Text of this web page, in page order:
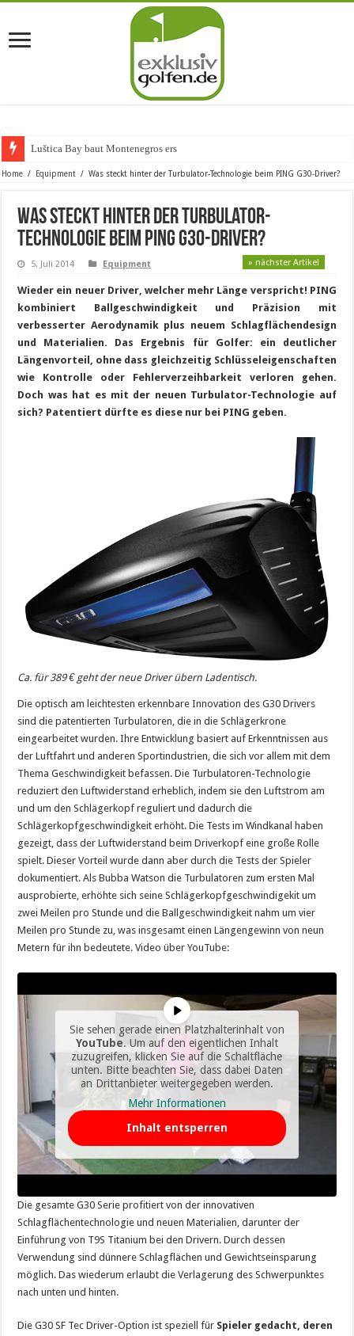
Luštica Bay baut Montenegros erste Golf-Co
Home / Equipment / Was steckt hinter der Turbulator-Technologie beim PING G30-Driver?
Was steckt hinter der Turbulator-
Technologie beim PING G30-Driver?
5. Juli 2014 Equipment » nächster Artikel
Wieder ein neuer Driver, welcher mehr Länge verspricht! PING
kombiniert Ballgeschwindigkeit und Präzision mit
verbesserter Aerodynamik plus neuem Schlagflächendesign
und Materialien. Das Ergebnis für Golfer: ein deutlicher
Längenvorteil, ohne dass gleichzeitig Schlüsseleigenschaften
wie Kontrolle oder Fehlerverzeihbarkeit verloren gehen.
Doch was hat es mit der neuen Turbulator-Technologie auf
sich? Patentiert dürfte es diese nur bei PING geben.
Ca. für 389 € geht der neue Driver übern Ladentisch.
Die optisch am leichtesten erkennbare Innovation des G30 Drivers
sind die patentierten Turbulatoren, die in die Schlägerkrone
eingearbeitet wurden. Ihre Entwicklung basiert auf Erkenntnissen aus
der Luftfahrt und anderen Sportindustrien, die sich vor allem mit dem
Thema Geschwindigkeit befassen. Die Turbulatoren-Technologie
reduziert den Luftwiderstand erheblich, indem sie den Luftstrom am
und um den Schlägerkopf reguliert und dadurch die
Schlägerkopfgeschwindigkeit erhöht. Die Tests im Windkanal haben
gezeigt, dass der Luftwiderstand beim Driverkopf eine große Rolle
spielt. Dieser Vorteil wurde dann aber durch die Tests der Spieler
dokumentiert. Als Bubba Watson die Turbulatoren zum ersten Mal
ausprobierte, erhöhte sich seine Schlägerkopfgeschwindigekit um
zwei Meilen pro Stunde und die Ballgeschwindigkeit nahm um vier
Meilen pro Stunde zu, was insgesamt einen Längengewinn von neun
Metern für ihn bedeutete. Video über YouTube:
Sie sehen gerade einen Platzhalterinhalt von
YouTube. Um auf den eigentlichen Inhalt
zuzugreifen, klicken Sie auf die Schaltfläche
unten. Bitte beachten Sie, dass dabei Daten
an Drittanbieter weitergegeben werden.
Mehr Informationen
Inhalt entsperren
Die gesamte G30 Serie profitiert von der innovativen
Schlagflächentechnologie und neuen Materialien, darunter der
Einführung von T9S Titanium bei den Drivern. Durch dessen
Verwendung sind dünnere Schlagflächen und Gewichtseinsparung
möglich. Das wiederum erlaubt die Verlagerung des Schwerpunktes
nach unten und hinten.
Die G30 SF Tec Driver-Option ist speziell für Spieler gedacht, deren